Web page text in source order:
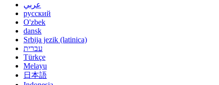
عربي
русский
O'zbek
dansk
Srbija jezik (latinica)
עברית
Türkçe
Melayu
日本語